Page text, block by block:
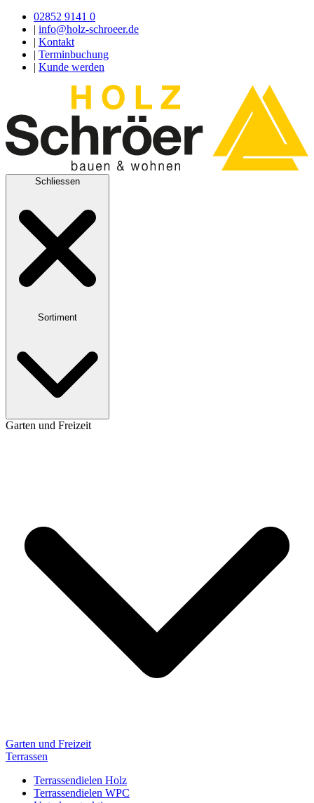
02852 9141 0
info@holz-schroeer.de
Kontakt
Terminbuchung
Kunde werden
Schliessen
Sortiment
Garten und Freizeit
Garten und Freizeit
Terrassen
Terrassendielen Holz
Terrassendielen WPC